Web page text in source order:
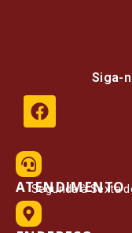
Siga-
ATENDIMENTO
Segunda à Sexta